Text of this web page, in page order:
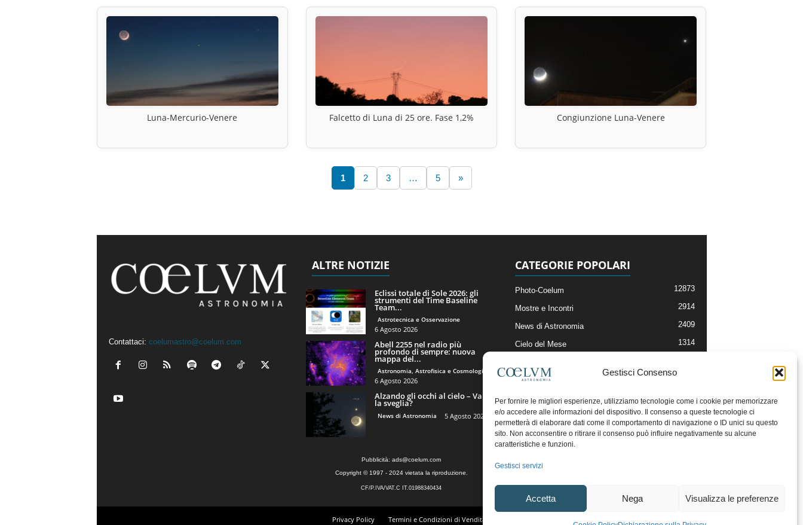
Gestisci Consenso
Per fornire le migliori esperienze, utilizziamo tecnologie come i cookie per memorizzare
e/o accedere alle informazioni del dispositivo. Il consenso a queste tecnologie ci
permetterà di elaborare dati come il comportamento di navigazione o ID unici su questo
sito. Non acconsentire o ritirare il consenso può influire negativamente su alcune
caratteristiche e funzioni.
Gestisci servizi
Accetta Nega Visualizza le preferenze
Luna-Mercurio-Venere Falcetto di Luna di 25 ore. Fase 1,2% Congiunzione Luna-Venere
1 2 3 … 5 »
Contattaci: coelumastro@coelum.com
ALTRE NOTIZIE
Eclissi totale di Sole 2026: gli
strumenti del Time Baseline
Team...
Astrotecnica e Osservazione
6 Agosto 2026
Abell 2255 nel radio più
profondo di sempre: nuova
mappa del...
Astronomia, Astrofisica e Cosmologia
6 Agosto 2026
Alzando gli occhi al cielo – Vale
la sveglia?
News di Astronomia 5 Agosto 2026
CATEGORIE POPOLARI
Photo-Coelum 12873
Mostre e Incontri 2914
News di Astronomia 2409
Cielo del Mese 1314
Articoli e Risorse On-Line
Il Blog della Redazione
Pubblicità: ads@coelum.com
Copyright © 1997 - 2024 vietata la riproduzione.
CF/P.IVA/VAT.C IT.01988340434
Privacy Policy Termini e Condizioni di Vendita